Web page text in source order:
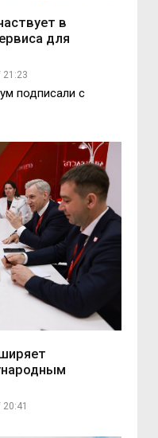
в
для
21:23
подписали с